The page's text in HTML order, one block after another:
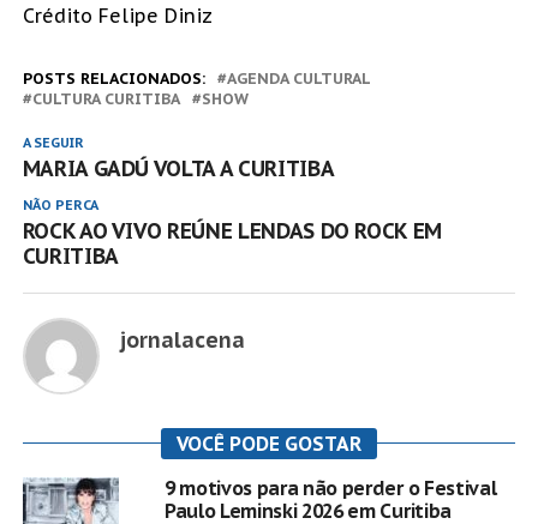
Crédito Felipe Diniz
POSTS RELACIONADOS:
AGENDA CULTURAL
CULTURA CURITIBA
SHOW
A SEGUIR
MARIA GADÚ VOLTA A CURITIBA
NÃO PERCA
ROCK AO VIVO REÚNE LENDAS DO ROCK EM
CURITIBA
jornalacena
VOCÊ PODE GOSTAR
9 motivos para não perder o Festival
Paulo Leminski 2026 em Curitiba